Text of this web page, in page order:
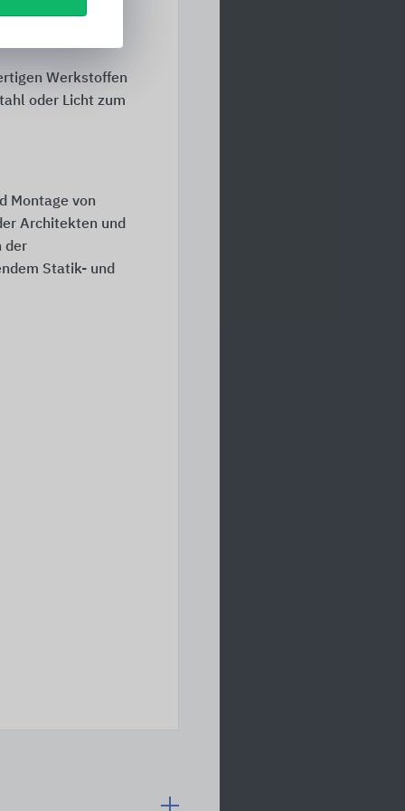
Werkstoffen
oder Licht zum
Montage von
Architekten und
der
Statik- und